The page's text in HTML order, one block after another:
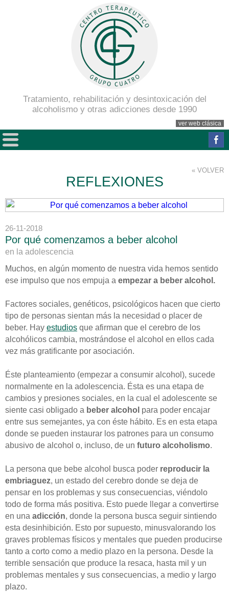
Tratamiento, rehabilitación y desintoxicación del
alcoholismo y otras adicciones desde 1990
ver web clásica
« VOLVER
REFLEXIONES
26-11-2018
Por qué comenzamos a beber alcohol
en la adolescencia
Muchos, en algún momento de nuestra vida hemos sentido
ese impulso que nos empuja a empezar a beber alcohol.
Factores sociales, genéticos, psicológicos hacen que cierto
tipo de personas sientan más la necesidad o placer de
beber. Hay estudios que afirman que el cerebro de los
alcohólicos cambia, mostrándose el alcohol en ellos cada
vez más gratificante por asociación.
Éste planteamiento (empezar a consumir alcohol), sucede
normalmente en la adolescencia. Ésta es una etapa de
cambios y presiones sociales, en la cual el adolescente se
siente casi obligado a beber alcohol para poder encajar
entre sus semejantes, ya con éste hábito. Es en esta etapa
donde se pueden instaurar los patrones para un consumo
abusivo de alcohol o, incluso, de un futuro alcoholismo.
La persona que bebe alcohol busca poder reproducir la
embriaguez, un estado del cerebro donde se deja de
pensar en los problemas y sus consecuencias, viéndolo
todo de forma más positiva. Esto puede llegar a convertirse
en una adicción, donde la persona busca seguir sintiendo
esta desinhibición. Esto por supuesto, minusvalorando los
graves problemas físicos y mentales que pueden producirse
tanto a corto como a medio plazo en la persona. Desde la
terrible sensación que produce la resaca, hasta mil y un
problemas mentales y sus consecuencias, a medio y largo
plazo.